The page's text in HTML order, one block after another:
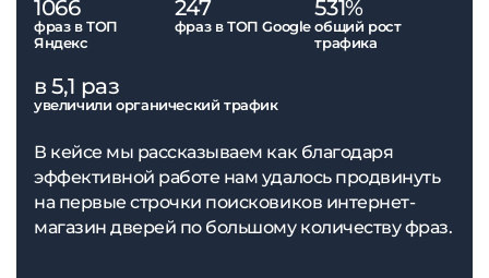
1066
фраз в ТОП
Яндекс
247
фраз в ТОП Google
531%
общий рост
трафика
в 5,1 раз
увеличили органический трафик
В кейсе мы рассказываем как благодаря
эффективной работе нам удалось продвинуть
на первые строчки поисковиков интернет-
магазин дверей по большому количеству фраз.